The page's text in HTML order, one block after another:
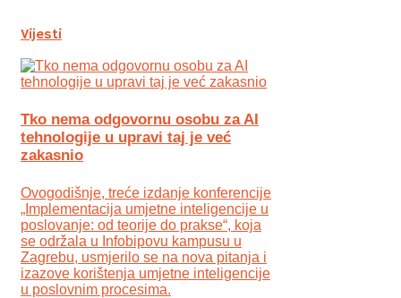
Vijesti
Tko nema odgovornu osobu za AI
tehnologije u upravi taj je već
zakasnio
Ovogodišnje, treće izdanje konferencije
„Implementacija umjetne inteligencije u
poslovanje: od teorije do prakse“, koja
se održala u Infobipovu kampusu u
Zagrebu, usmjerilo se na nova pitanja i
izazove korištenja umjetne inteligencije
u poslovnim procesima.